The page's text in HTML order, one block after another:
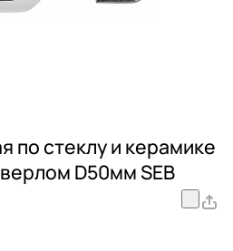
по стеклу и керамике
D50мм SEB